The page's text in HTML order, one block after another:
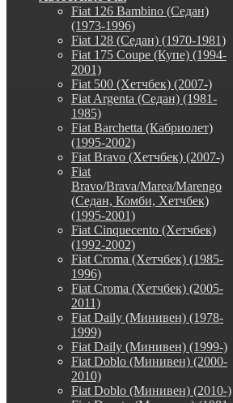
Fiat 126 Bambino (Седан)
(1973-1996)
Fiat 128 (Седан) (1970-1981)
Fiat 175 Coupe (Купе) (1994-
2001)
Fiat 500 (Хетчбек) (2007-)
Fiat Argenta (Седан) (1981-
1985)
Fiat Barchetta (Кабриолет)
(1995-2002)
Fiat Bravo (Хетчбек) (2007-)
Fiat
Bravo/Brava/Marea/Marengo
(Седан, Комби, Хетчбек)
(1995-2001)
Fiat Cinquecento (Хетчбек)
(1992-2002)
Fiat Croma (Хетчбек) (1985-
1996)
Fiat Croma (Хетчбек) (2005-
2011)
Fiat Daily (Минивен) (1978-
1999)
Fiat Daily (Минивен) (1999-)
Fiat Doblo (Минивен) (2000-
2010)
Fiat Doblo (Минивен) (2010-)